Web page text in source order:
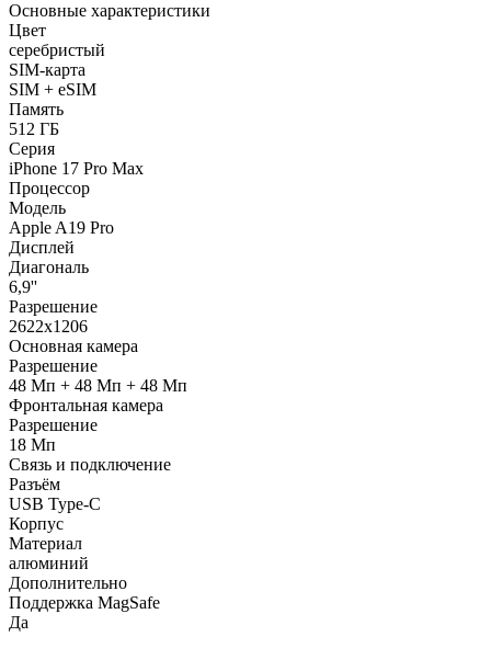
Основные характеристики
Цвет
серебристый
SIM-карта
SIM + eSIM
Память
512 ГБ
Серия
iPhone 17 Pro Max
Процессор
Модель
Apple A19 Pro
Дисплей
Диагональ
6,9''
Разрешение
2622x1206
Основная камера
Разрешение
48 Мп + 48 Мп + 48 Мп
Фронтальная камера
Разрешение
18 Мп
Связь и подключение
Разъём
USB Type-C
Корпус
Материал
алюминий
Дополнительно
Поддержка MagSafe
Да